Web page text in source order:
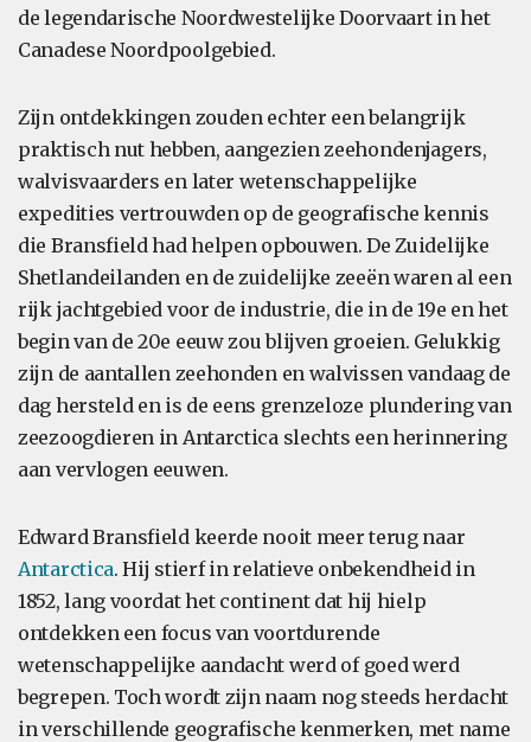
de legendarische Noordwestelijke Doorvaart in het
Canadese Noordpoolgebied.
Zijn ontdekkingen zouden echter een belangrijk
praktisch nut hebben, aangezien zeehondenjagers,
walvisvaarders en later wetenschappelijke
expedities vertrouwden op de geografische kennis
die Bransfield had helpen opbouwen. De Zuidelijke
Shetlandeilanden en de zuidelijke zeeën waren al een
rijk jachtgebied voor de industrie, die in de 19e en het
begin van de 20e eeuw zou blijven groeien. Gelukkig
zijn de aantallen zeehonden en walvissen vandaag de
dag hersteld en is de eens grenzeloze plundering van
zeezoogdieren in Antarctica slechts een herinnering
aan vervlogen eeuwen.
Edward Bransfield keerde nooit meer terug naar
Antarctica. Hij stierf in relatieve onbekendheid in
1852, lang voordat het continent dat hij hielp
ontdekken een focus van voortdurende
wetenschappelijke aandacht werd of goed werd
begrepen. Toch wordt zijn naam nog steeds herdacht
in verschillende geografische kenmerken, met name